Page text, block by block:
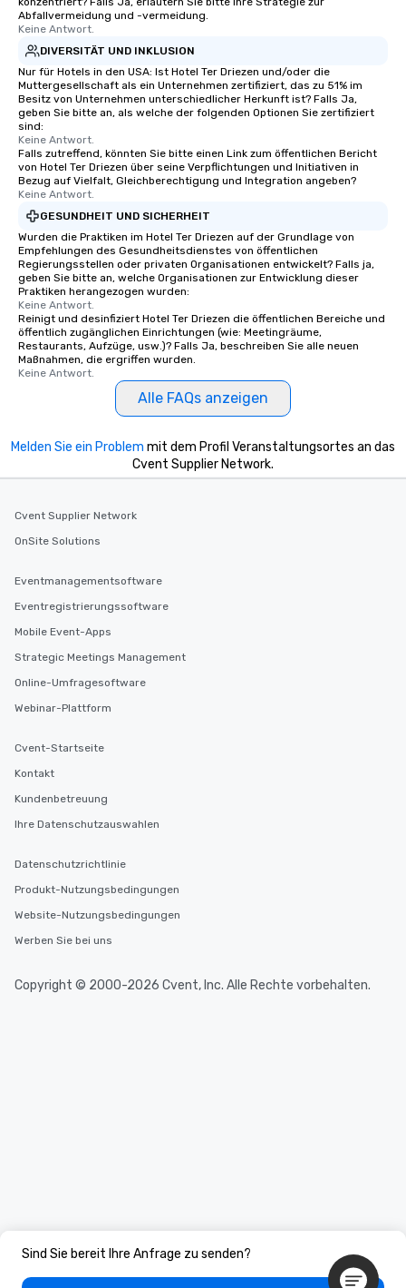
Abfallvermeidung und -vermeidung.
Keine Antwort.
DIVERSITÄT UND INKLUSION
Nur für Hotels in den USA: Ist Hotel Ter Driezen und/oder die
Muttergesellschaft als ein Unternehmen zertifiziert, das zu 51% im
Besitz von Unternehmen unterschiedlicher Herkunft ist? Falls Ja,
geben Sie bitte an, als welche der folgenden Optionen Sie zertifiziert
sind:
Keine Antwort.
Falls zutreffend, könnten Sie bitte einen Link zum öffentlichen Bericht
von Hotel Ter Driezen über seine Verpflichtungen und Initiativen in
Bezug auf Vielfalt, Gleichberechtigung und Integration angeben?
Keine Antwort.
GESUNDHEIT UND SICHERHEIT
Wurden die Praktiken im Hotel Ter Driezen auf der Grundlage von
Empfehlungen des Gesundheitsdienstes von öffentlichen
Regierungsstellen oder privaten Organisationen entwickelt? Falls ja,
geben Sie bitte an, welche Organisationen zur Entwicklung dieser
Praktiken herangezogen wurden:
Keine Antwort.
Reinigt und desinfiziert Hotel Ter Driezen die öffentlichen Bereiche und
öffentlich zugänglichen Einrichtungen (wie: Meetingräume,
Restaurants, Aufzüge, usw.)? Falls Ja, beschreiben Sie alle neuen
Maßnahmen, die ergriffen wurden.
Keine Antwort.
Alle FAQs anzeigen
Sind Sie bereit Ihre Anfrage zu senden?
Melden Sie ein Problem mit dem Profil Veranstaltungsortes an das
Cvent Supplier Network.
Cvent Supplier Network
OnSite Solutions
Eventmanagementsoftware
Eventregistrierungssoftware
Mobile Event-Apps
Strategic Meetings Management
Online-Umfragesoftware
Webinar-Plattform
Cvent-Startseite
Kontakt
Kundenbetreuung
Ihre Datenschutzauswahlen
Datenschutzrichtlinie
Produkt-Nutzungsbedingungen
Website-Nutzungsbedingungen
Werben Sie bei uns
Copyright © 2000-2026 Cvent, Inc. Alle Rechte vorbehalten.